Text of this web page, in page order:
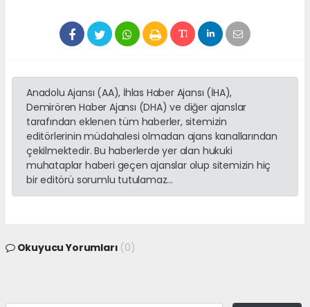
Anadolu Ajansı (AA), İhlas Haber Ajansı (İHA),
Demirören Haber Ajansı (DHA) ve diğer ajanslar
tarafından eklenen tüm haberler, sitemizin
editörlerinin müdahalesi olmadan ajans kanallarından
çekilmektedir. Bu haberlerde yer alan hukuki
muhataplar haberi geçen ajanslar olup sitemizin hiç
bir editörü sorumlu tutulamaz...
Okuyucu Yorumları (0)